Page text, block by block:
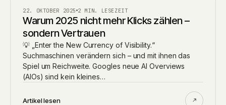
AI
22. OKTOBER 2025 2 MIN. LESEZEIT
Warum 2025 nicht mehr Klicks zählen –
sondern Vertrauen
💡 „Enter the New Currency of Visibility.“
Suchmaschinen verändern sich – und mit ihnen das
Spiel um Reichweite. Googles neue AI Overviews
(AIOs) sind kein kleines…
Artikel lesen